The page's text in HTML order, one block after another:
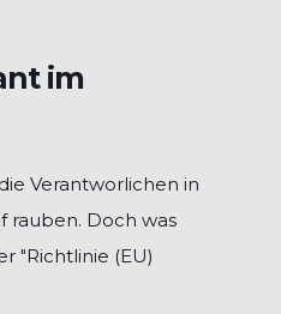
im
Verantworlichen in
rauben. Doch was
"Richtlinie (EU)